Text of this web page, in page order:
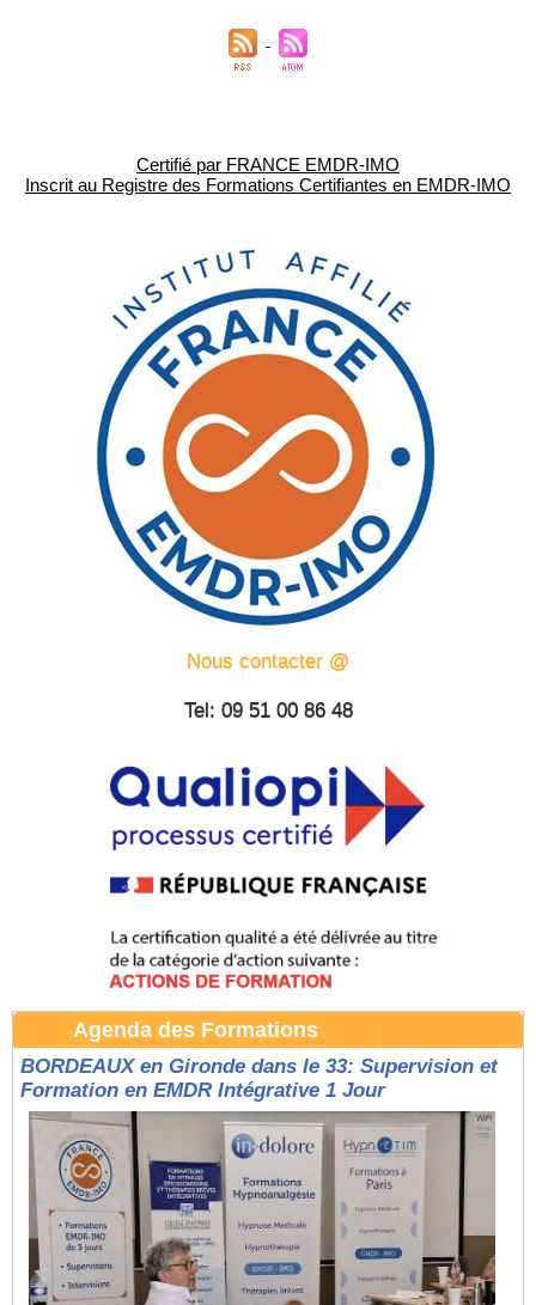
Certifié par FRANCE EMDR-IMO
Inscrit au Registre des Formations Certifiantes en EMDR-IMO
Nous contacter @
Tel: 09 51 00 86 48
Agenda des Formations
BORDEAUX en Gironde dans le 33: Supervision et
Formation en EMDR Intégrative 1 Jour